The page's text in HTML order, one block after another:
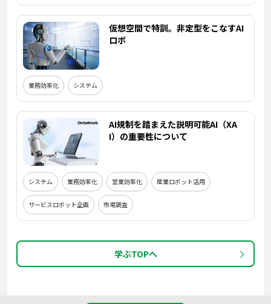
仮想空間で特訓。非定型をこなすAI
ロボ
業務効率化 システム
AI規制を踏まえた説明可能AI（XA
I）の重要性について
システム 業務効率化 営業効率化 産業ロボット活用
サービスロボット企画 市場調査
学ぶTOPへ